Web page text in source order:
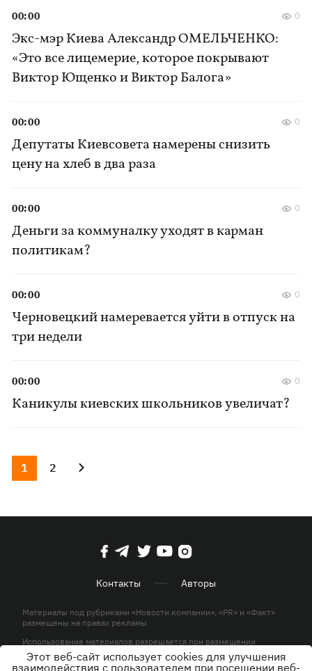
Экс-мэр Киева Александр ОМЕЛЬЧЕНКО:
«Это все лицемерие, которое покрывают
Виктор Ющенко и Виктор Балога»
00:00 0
Депутаты Киевсовета намерены снизить
цену на хлеб в два раза
00:00 0
Деньги за коммуналку уходят в карман
политикам?
00:00 0
Черновецкий намеревается уйти в отпуск на
три недели
00:00 0
Каникулы киевских школьников увеличат?
00:00 0
1 2
Контакты Авторы
Материалы под рубриками «Новости компании», «PR» и «Факт»
размещены на правах рекламы
Использование материалов разрешается при размещении
активной гиперссылки на KP.UA в первом абзаце.
Этот веб-сайт использует cookies для улучшения
взаимодействия с пользователем при посещении веб-